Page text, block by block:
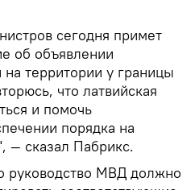
сегодня примет
об объявлении
территории у границы
что латвийская
и помочь
порядка на
— сказал Пабрикс.
руководство МВД должно